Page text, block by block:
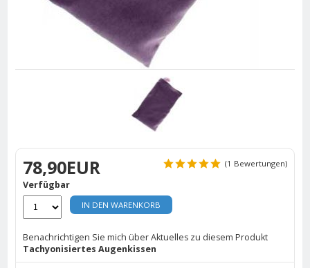
78,90EUR (1 Bewertungen)
Verfügbar
IN DEN WARENKORB
Benachrichtigen Sie mich über Aktuelles zu diesem Produkt
Tachyonisiertes Augenkissen